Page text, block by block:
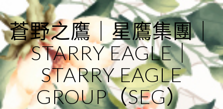
to
content
蒼野之鷹｜星鷹集團｜
STARRY EAGLE｜
STARRY EAGLE
GROUP（SEG）